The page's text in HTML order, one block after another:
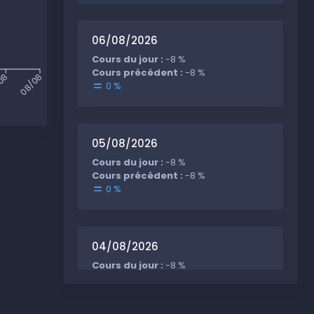
08/08
06/08/2026
Cours du jour :-8 %
Cours précédent :-8 %
0 %
05/08/2026
Cours du jour :-8 %
Cours précédent :-8 %
0 %
04/08/2026
Cours du jour :-8 %